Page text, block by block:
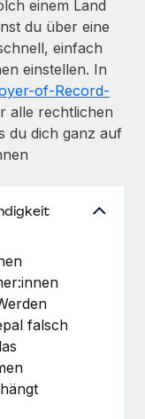
einem Land
du über eine
einfach
einstellen. In
of-Record-
alle rechtlichen
du dich ganz auf
falsch